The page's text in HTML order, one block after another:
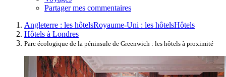
Partager mes commentaires
Angleterre : les hôtelsRoyaume-Uni : les hôtelsHôtels
Hôtels à Londres
Parc écologique de la péninsule de Greenwich : les hôtels à proximité